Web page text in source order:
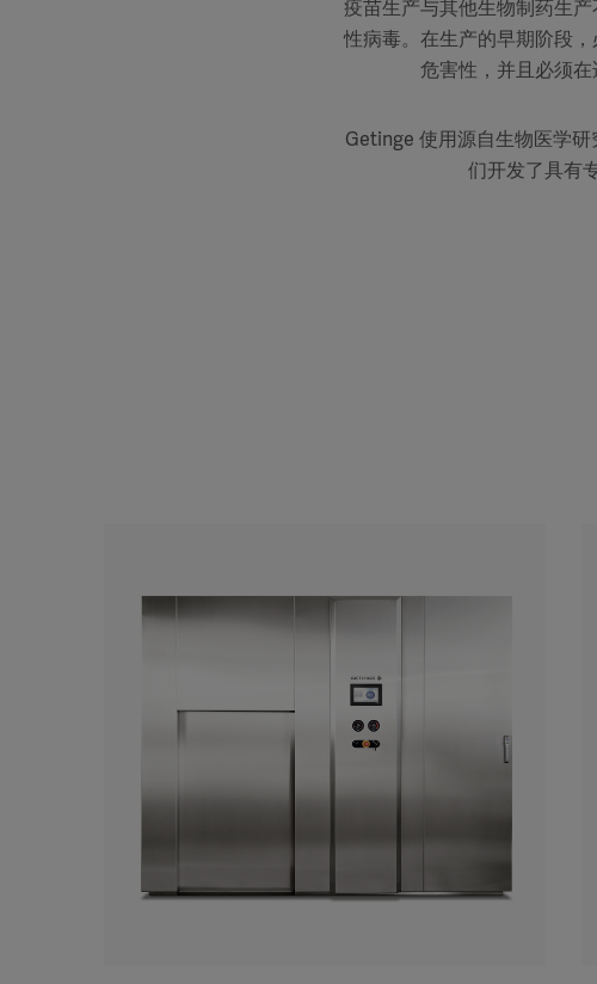
疫苗生产与其他生物制药生
性病毒。在生产的早期阶段
危害性，并且必须
Getinge 使用源自生物医学
们开发了具有